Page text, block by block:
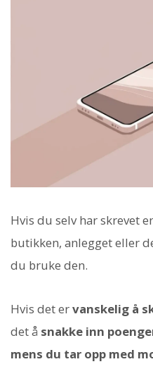
Hvis du selv har skrevet
butikken, anlegget eller
du bruke den.
Hvis det ervanskelig å
det å snakke inn
mens du tar opp med